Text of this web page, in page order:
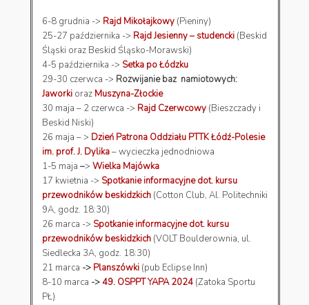
6-8 grudnia -> Rajd Mikołajkowy (Pieniny)
25-27 października -> Rajd Jesienny – studencki (Beskid
Śląski oraz Beskid Śląsko-Morawski)
4-5 października -> Setka po Łódzku
29-30 czerwca -> Rozwijanie baz namiotowych:
Jaworki oraz Muszyna-Złockie
30 maja – 2 czerwca -> Rajd Czerwcowy (Bieszczady i
Beskid Niski)
26 maja – > Dzień Patrona Oddziału PTTK Łódź-Polesie
im. prof. J. Dylika– wycieczka jednodniowa
1-5 maja –>Wielka Majówka
17 kwietnia -> Spotkanie informacyjne dot. kursu
przewodników beskidzkich (Cotton Club, Al. Politechniki
9A, godz. 18:30)
26 marca -> Spotkanie informacyjne dot. kursu
przewodników beskidzkich (VOLT Boulderownia, ul.
Siedlecka 3A, godz. 18:30)
21 marca -> Planszówki (pub Eclipse Inn)
8-10 marca ->49. OSPPT YAPA 2024 (Zatoka Sportu
PŁ)